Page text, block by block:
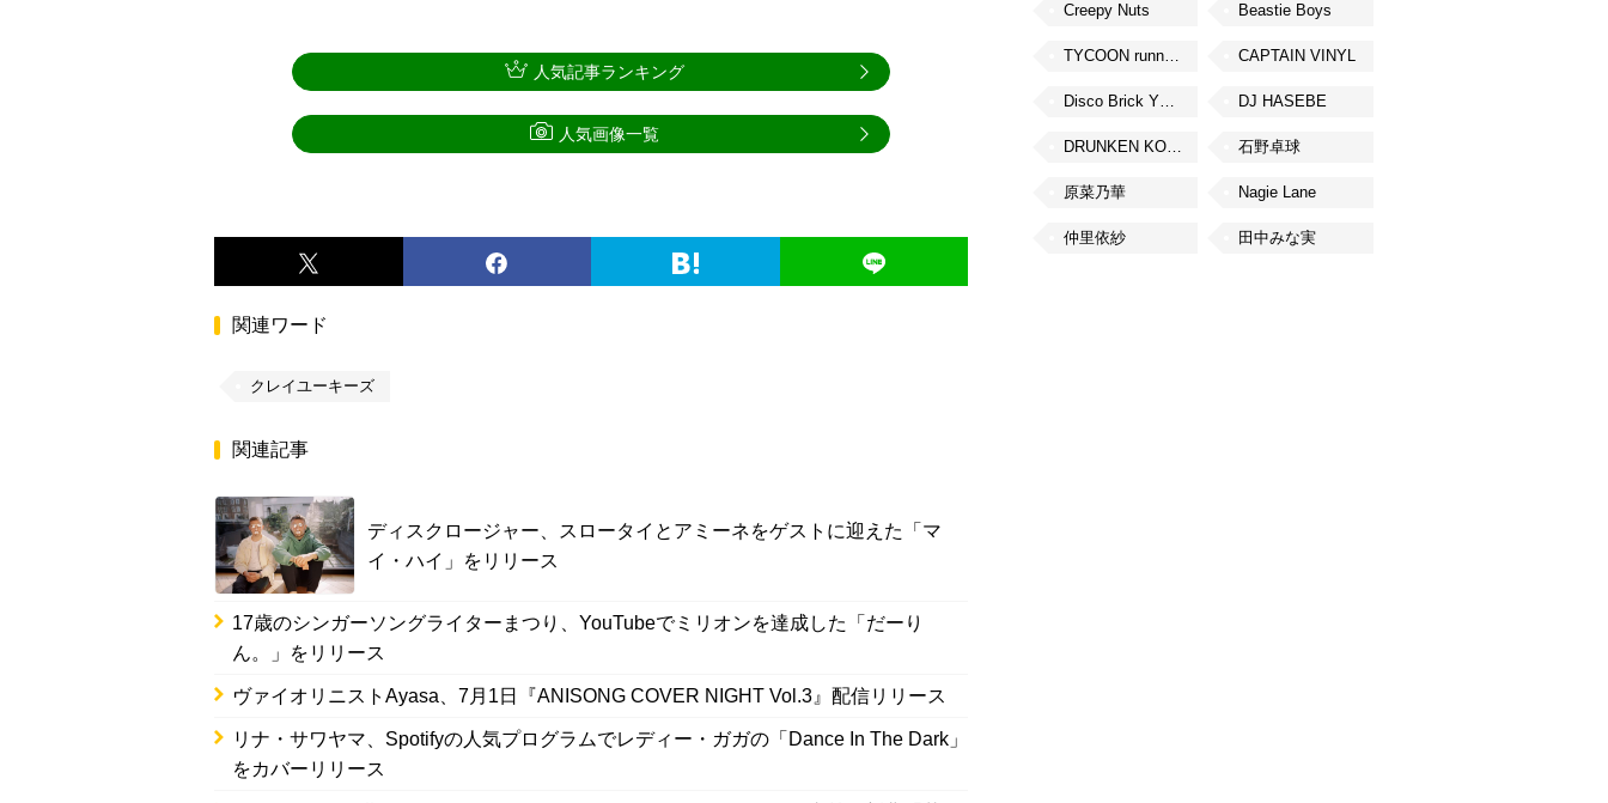
関連ワード
クレイユーキーズ
関連記事
ディスクロージャー、スロータイとアミーネをゲストに迎えた「マ
イ・ハイ」をリリース
17歳のシンガーソングライターまつり、YouTubeでミリオンを達成した「だーり
ん。」をリリース
ヴァイオリニストAyasa、7月1日『ANISONG COVER NIGHT Vol.3』配信リリース
リナ・サワヤマ、Spotifyの人気プログラムでレディー・ガガの「Dance In The Dark」
をカバーリリース
人気記事ランキング
人気画像一覧
Creepy Nuts Beastie Boys
TYCOON running CAPTAIN VINYL
Disco Brick YOKOHAMA DJ HASEBE
DRUNKEN KONG 石野卓球
原菜乃華 Nagie Lane
仲里依紗 田中みな実